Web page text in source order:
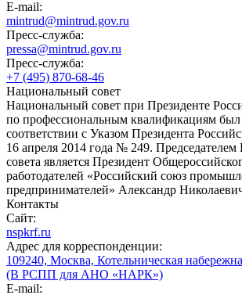
E-mail:
mintrud@mintrud.gov.ru
Пресс-служба:
pressa@mintrud.gov.ru
Пресс-служба:
+7 (495) 870-68-46
Национальный совет
Национальный совет при Президенте
по профессиональным квалификациям был
соответствии с Указом Президента
16 апреля 2014 года № 249.
совета является Президент
работодателей «Российский союз
предпринимателей» Александр
Контакты
Сайт:
nspkrf.ru
Адрес для корреспонденции:
109240, Москва, Котельническая
(В РСПП для АНО «НАРК»)
E-mail: